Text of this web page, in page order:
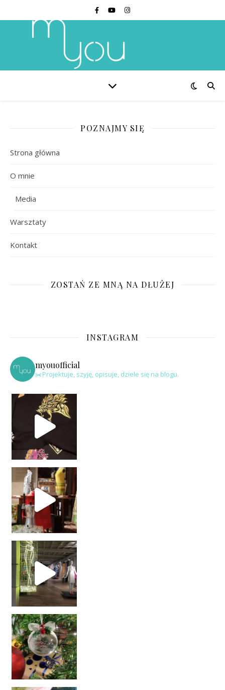
POZNAJMY SIĘ
Strona główna
O mnie
Media
Warsztaty
Kontakt
ZOSTAŃ ZE MNĄ NA DŁUŻEJ
INSTAGRAM
myouofficial
✂️Projektuje, szyję, opisuje, dziele się na blogu.